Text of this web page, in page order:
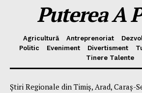
Puterea A
Agricultură Antreprenoriat
Politic
Eveniment Divertisment
Tinere Talente
Știri Regionale din Timiș, Arad, Caraș-